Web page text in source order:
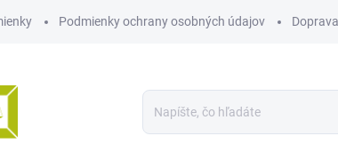
Podmienky ochrany osobných údajov